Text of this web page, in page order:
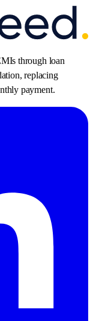
through loan
replacing
payment.